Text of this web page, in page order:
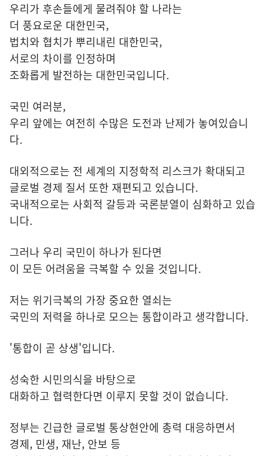
우리가 후손들에게 물려줘야 할 나라는
더 풍요로운 대한민국,
법치와 협치가 뿌리내린 대한민국,
서로의 차이를 인정하며
조화롭게 발전하는 대한민국입니다.
국민 여러분,
우리 앞에는 여전히 수많은 도전과 난제가 놓여있습니
다.
대외적으로는 전 세계의 지정학적 리스크가 확대되고
글로벌 경제 질서 또한 재편되고 있습니다.
국내적으로는 사회적 갈등과 국론분열이 심화하고 있습
니다.
그러나 우리 국민이 하나가 된다면
이 모든 어려움을 극복할 수 있을 것입니다.
저는 위기극복의 가장 중요한 열쇠는
국민의 저력을 하나로 모으는 통합이라고 생각합니다.
'통합이 곧 상생'입니다.
성숙한 시민의식을 바탕으로
대화하고 협력한다면 이루지 못할 것이 없습니다.
정부는 긴급한 글로벌 통상현안에 총력 대응하면서
경제, 민생, 재난, 안보 등